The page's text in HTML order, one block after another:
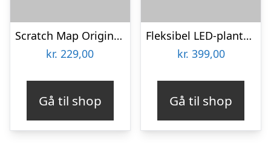
Scratch Map Original Deluxe
kr. 229,00
Gå til shop
Fleksibel LED-plantelampe – KitchPro
kr. 399,00
Gå til shop